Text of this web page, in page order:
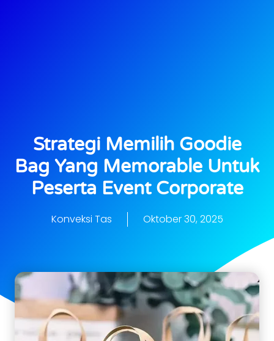
Strategi Memilih Goodie
Bag Yang Memorable Untuk
Peserta Event Corporate
Konveksi Tas Oktober 30, 2025